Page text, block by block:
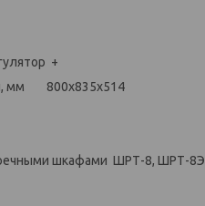
+
мм 800х835х514
шкафами ШРТ-8, ШРТ-8Э